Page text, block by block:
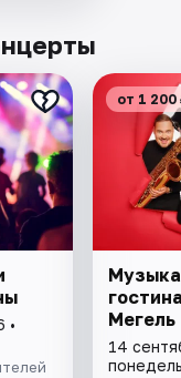
•
от 1 200
Мегель
14